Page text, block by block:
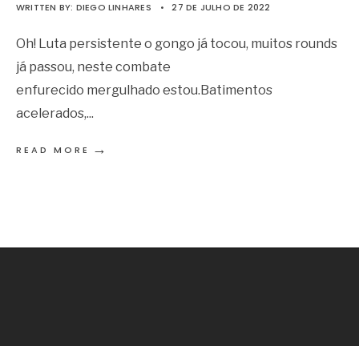
WRITTEN BY: DIEGO LINHARES • 27 DE JULHO DE 2022
Oh! Luta persistente o gongo já tocou, muitos rounds
já passou, neste combate
enfurecido mergulhado estou.Batimentos
acelerados,...
READ MORE →